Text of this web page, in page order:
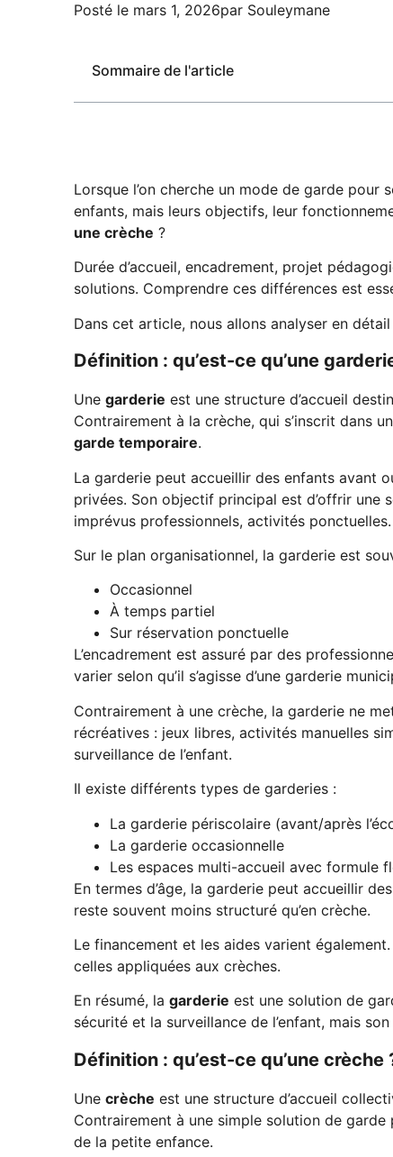
Posté le mars 1, 2026par Souleymane
Sommaire de l'article
Lorsque l’on cherche un mode de garde pour
enfants, mais leurs objectifs, leur
une crèche ?
Durée d’accueil, encadrement, projet
solutions. Comprendre ces différences est
Dans cet article, nous allons analyser en
Définition : qu’est-ce qu’une
Une garderie est une structure d’accueil
Contrairement à la crèche, qui s’inscrit dans
garde temporaire.
La garderie peut accueillir des enfants avant
privées. Son objectif principal est d’offrir une
imprévus professionnels, activités ponctuelles.
Sur le plan organisationnel, la garderie est
Occasionnel
À temps partiel
Sur réservation ponctuelle
L’encadrement est assuré par des
varier selon qu’il s’agisse d’une garderie
Contrairement à une crèche, la garderie ne
récréatives : jeux libres, activités manuelles
surveillance de l’enfant.
Il existe différents types de garderies :
La garderie périscolaire (avant/après
La garderie occasionnelle
Les espaces multi-accueil avec formule
En termes d’âge, la garderie peut accueillir
reste souvent moins structuré qu’en crèche.
Le financement et les aides varient
celles appliquées aux crèches.
En résumé, la garderie est une solution de
sécurité et la surveillance de l’enfant, mais
Définition : qu’est-ce qu’une crèche
Une crèche est une structure d’accueil
Contrairement à une simple solution de
de la petite enfance.